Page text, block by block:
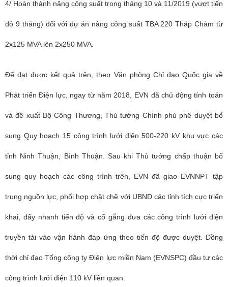
4/ Hoàn thành nâng công suất trong tháng 10 và 11/2019 (vượt tiến
độ 9 tháng) đối với dự án nâng công suất TBA 220 Tháp Chàm từ
2x125 MVA lên 2x250 MVA.
Để đạt được kết quả trên, theo Văn phòng Chỉ đạo Quốc gia về
Phát triển Điện lực, ngay từ năm 2018, EVN đã chủ động tính toán
và đề xuất Bộ Công Thương, Thủ tướng Chính phủ phê duyệt bổ
sung Quy hoạch 15 công trình lưới điện 500-220 kV khu vực các
tỉnh Ninh Thuận, Bình Thuận. Sau khi Thủ tướng chấp thuận bổ
sung quy hoạch các công trình trên, EVN đã giao EVNNPT tập
trung nguồn lực, phối hợp chặt chẽ với UBND các tỉnh tích cực triển
khai, đẩy nhanh tiến độ và cố gắng đưa các công trình lưới điện
truyền tải vào vận hành đáp ứng theo tiến độ được duyệt. Đồng
thời chỉ đạo Tổng công ty Điện lực miền Nam (EVNSPC) đầu tư các
công trình lưới điện 110 kV liên quan.